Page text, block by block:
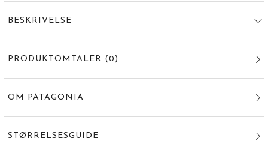
BESKRIVELSE
PRODUKTOMTALER (0 )
OM PATAGONIA
STØRRELSESGUIDE